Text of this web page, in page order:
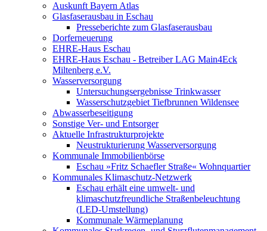
Auskunft Bayern Atlas
Glasfaserausbau in Eschau
Presseberichte zum Glasfaserausbau
Dorferneuerung
EHRE-Haus Eschau
EHRE-Haus Eschau - Betreiber LAG Main4Eck
Miltenberg e.V.
Wasserversorgung
Untersuchungsergebnisse Trinkwasser
Wasserschutzgebiet Tiefbrunnen Wildensee
Abwasserbeseitigung
Sonstige Ver- und Entsorger
Aktuelle Infrastrukturprojekte
Neustrukturierung Wasserversorgung
Kommunale Immobilienbörse
Eschau »Fritz Schaefler Straße« Wohnquartier
Kommunales Klimaschutz-Netzwerk
Eschau erhält eine umwelt- und
klimaschutzfreundliche Straßenbeleuchtung
(LED-Umstellung)
Kommunale Wärmeplanung